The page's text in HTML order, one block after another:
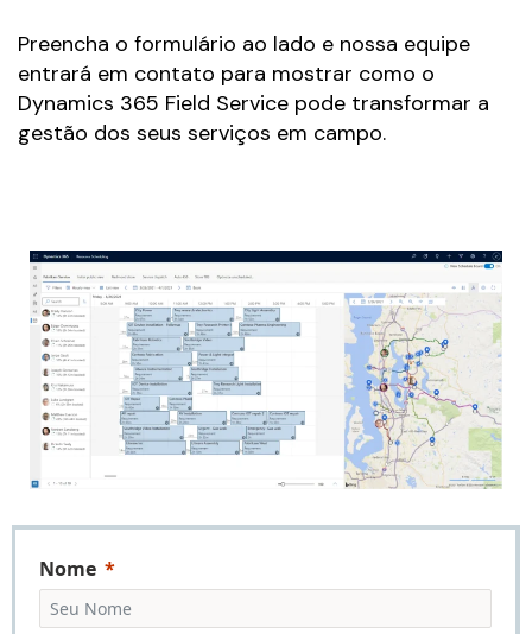
Preencha o formulário ao lado e nossa equipe
entrará em contato para mostrar como o
Dynamics 365 Field Service pode transformar a
gestão dos seus serviços em campo.
Nome